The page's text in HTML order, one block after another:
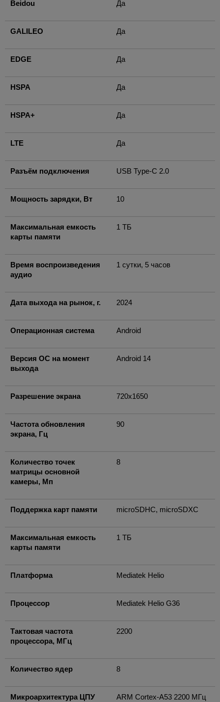
Beidou Да
GALILEO Да
EDGE Да
HSPA Да
HSPA+ Да
LTE Да
Разъём подключения USB Type-C 2.0
Мощность зарядки, Вт 10
Максимальная емкость
карты памяти
1 ТБ
Время воспроизведения
аудио
1 сутки, 5 часов
Дата выхода на рынок, г. 2024
Операционная система Android
Версия ОС на момент
выхода
Android 14
Разрешение экрана 720x1650
Частота обновления
экрана, Гц
90
Количество точек
матрицы основной
камеры, Мп
8
Поддержка карт памяти microSDHC, microSDXC
Максимальная емкость
карты памяти
1 ТБ
Платформа Mediatek Helio
Процессор Mediatek Helio G36
Тактовая частота
процессора, МГц
2200
Количество ядер 8
Микроархитектура ЦПУ
ARM Cortex-A53 2200 МГц